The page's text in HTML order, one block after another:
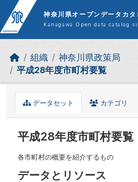
Skip to main content
神奈川県オープンデータカタ
Kanagawa Open data catalog
組織
神奈川県政策局
平成28年度市町村要覧
データセット カテゴリ
平成28年度市町村要覧
各市町村の概要を紹介するもの
データとリソース